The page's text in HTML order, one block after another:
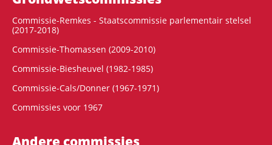
Commissie-Remkes - Staatscommissie parlementair stelsel
(2017-2018)
Commissie-Thomassen (2009-2010)
Commissie-Biesheuvel (1982-1985)
Commissie-Cals/Donner (1967-1971)
Commissies voor 1967
Andere commissies